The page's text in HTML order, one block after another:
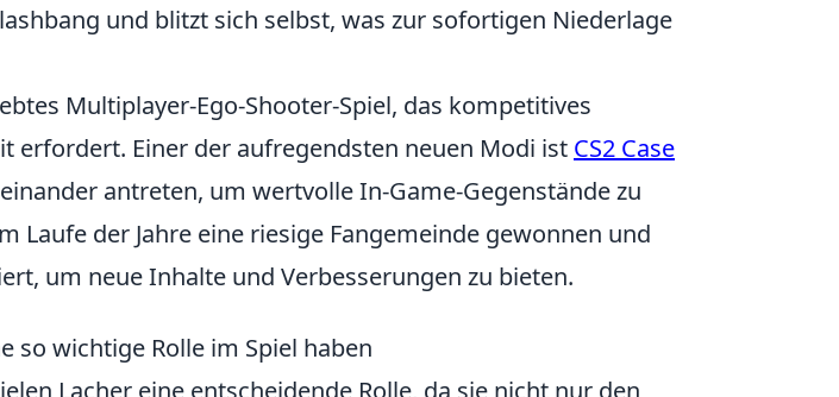
und blitzt sich selbst, was zur sofortigen Niederlage
Multiplayer-Ego-Shooter-Spiel, das kompetitives
erfordert. Einer der aufregendsten neuen Modi ist CS2 Case
antreten, um wertvolle In-Game-Gegenstände zu
Laufe der Jahre eine riesige Fangemeinde gewonnen und
um neue Inhalte und Verbesserungen zu bieten.
so wichtige Rolle im Spiel haben
Lacher eine entscheidende Rolle, da sie nicht nur den